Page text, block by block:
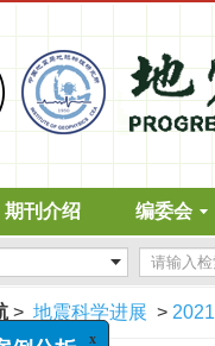
期刊介绍 编委会
> 地震科学进展 > 2021
x
别、案例分析
专栏征稿函
学进展”专栏